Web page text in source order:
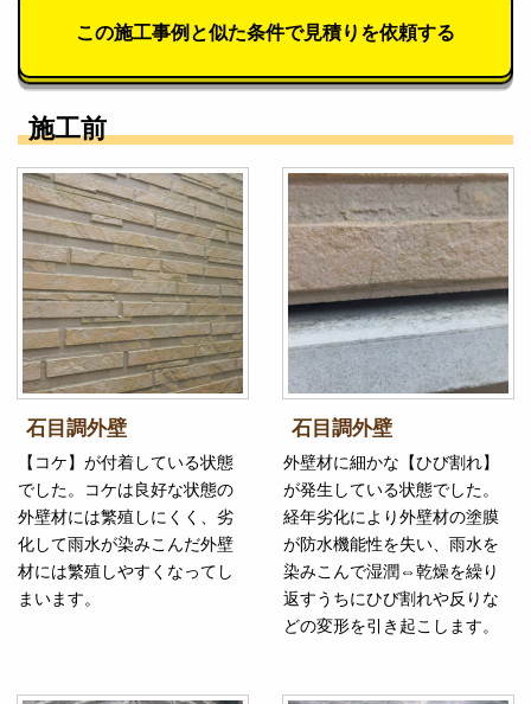
この施工事例と似た条件で見積りを依頼する
施工前
石目調外壁
【コケ】が付着している状態
でした。コケは良好な状態の
外壁材には繁殖しにくく、劣
化して雨水が染みこんだ外壁
材には繁殖しやすくなってし
まいます。
石目調外壁
外壁材に細かな【ひび割れ】
が発生している状態でした。
経年劣化により外壁材の塗膜
が防水機能性を失い、雨水を
染みこんで湿潤⇔乾燥を繰り
返すうちにひび割れや反りな
どの変形を引き起こします。